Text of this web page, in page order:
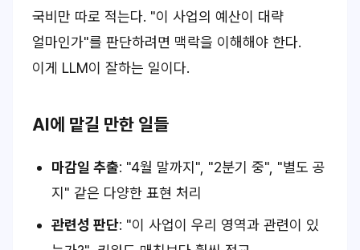
국비만 따로 적는다. "이 사업의 예산이 대략
얼마인가"를 판단하려면 맥락을 이해해야 한다.
이게 LLM이 잘하는 일이다.
AI에 맡길 만한 일들
마감일 추출: "4월 말까지", "2분기 중", "별도 공
지" 같은 다양한 표현 처리
관련성 판단: "이 사업이 우리 영역과 관련이 있